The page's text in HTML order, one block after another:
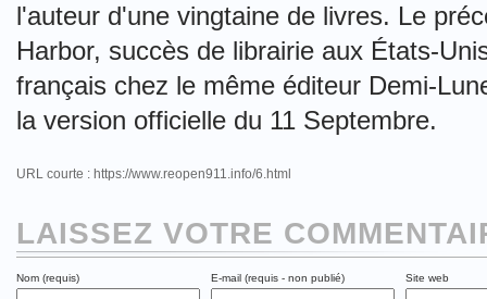
l'auteur d'une vingtaine de livres. Le
Harbor, succès de librairie aux États-
français chez le même éditeur Demi-
la version officielle du 11 Septembre.
URL courte : https://www.reopen911.info/6.html
LAISSEZ VOTRE
Nom (requis) E-mail (requis - non publié) Site web